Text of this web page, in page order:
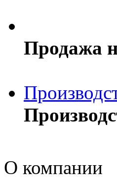
Продажа
О компании